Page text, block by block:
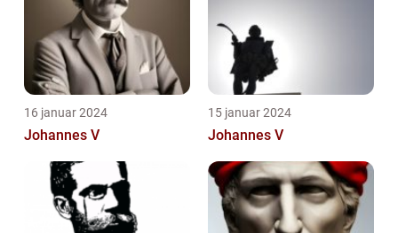
16 januar 2024
Johannes V
15 januar 2024
Johannes V